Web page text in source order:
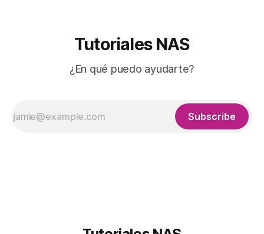
Tutoriales NAS
¿En qué puedo ayudarte?
Subscribe